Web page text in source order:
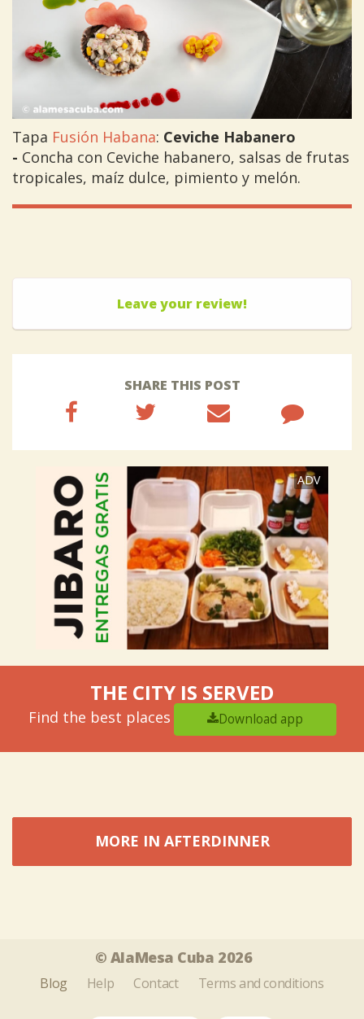
Tapa Fusión Habana: Ceviche Habanero
- Concha con Ceviche habanero, salsas de frutas
tropicales, maíz dulce, pimiento y melón.
Leave your review!
SHARE THIS POST
ADV
THE CITY IS SERVED
Find the best places Download app
MORE IN AFTERDINNER
© AlaMesa Cuba 2026
Blog Help Contact Terms and conditions